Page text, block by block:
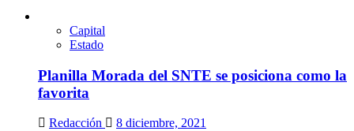
Capital
Estado
Planilla Morada del SNTE se posiciona como la
favorita
Redacción 8 diciembre, 2021